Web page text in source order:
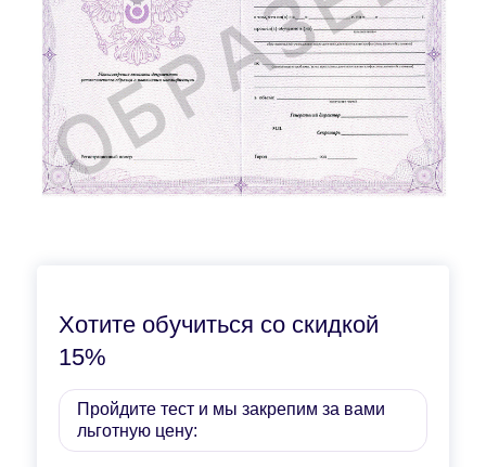
Хотите обучиться со скидкой
15%
Пройдите тест и мы закрепим за вами
льготную цену: